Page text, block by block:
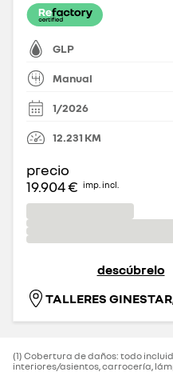
GLP
Manual
1/2026
12.231 KM
precio
19.904 € imp. incl.
descúbrelo
TALLERES
(1) Cobertura de daños: todo
interiores/asientos, carrocería,